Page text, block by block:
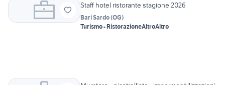
Staff hotel ristorante stagione 2026
Bari Sardo(OG)
Turismo - RistorazioneAltroAltro